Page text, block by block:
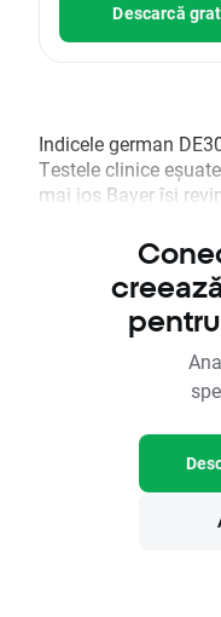
Descarcă
Indicele german
Testele clinice
mai jos Bayer își